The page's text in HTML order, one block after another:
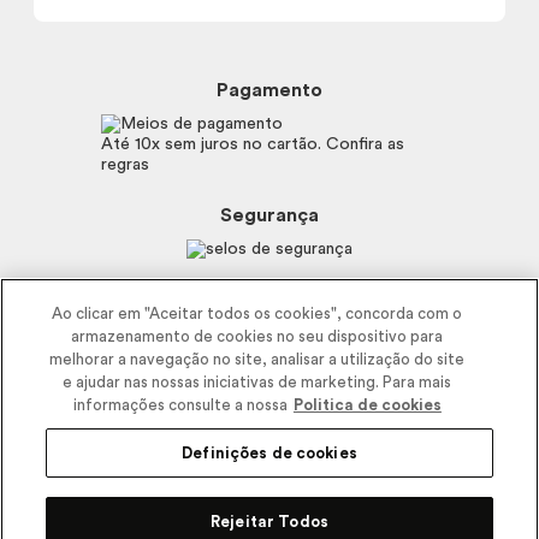
Código de defesa do consumidor
Trabalhe com a gente
Recomendações Covid19
Fale Conosco
E-mail
Pagamento
Até 10x sem juros no cartão. Confira as
regras
Segurança
CEP 11900-000 | CNPJ/MF 11.137.051/0406-41 IE 574.066.180.111
Ao clicar em "Aceitar todos os cookies", concorda com o
armazenamento de cookies no seu dispositivo para
melhorar a navegação no site, analisar a utilização do site
e ajudar nas nossas iniciativas de marketing. Para mais
informações consulte a nossa
Politica de cookies
Definições de cookies
Rejeitar Todos